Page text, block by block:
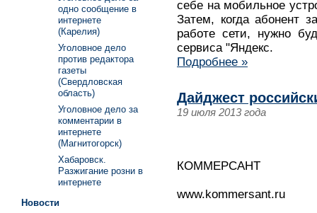
себе на мобильное
Затем, когда абонент
работе сети, нужно
сервиса "Яндекс.
Подробнее »
Дайджест
19 июля 2013 года
КОММЕРСАНТ
www.kommersant.ru
одно сообщение в
интернете
(Карелия)
Уголовное дело
против редактора
газеты
(Свердловская
область)
Уголовное дело за
комментарии в
интернете
(Магнитогорск)
Хабаровск.
Разжигание розни в
интернете
Новости